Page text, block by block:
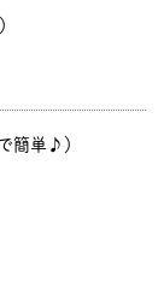
簡単♪）